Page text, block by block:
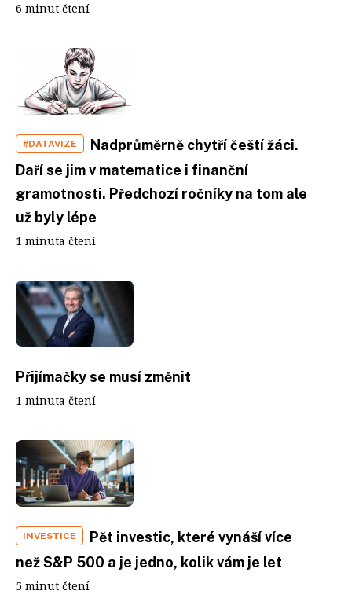
6 minut čtení
#DATAVIZE
Nadprůměrně chytří čeští žáci.
Daří se jim v matematice i finanční
gramotnosti. Předchozí ročníky na tom ale
už byly lépe
1 minuta čtení
Přijímačky se musí změnit
1 minuta čtení
INVESTICE
Pět investic, které vynáší více
než S&P 500 a je jedno, kolik vám je let
5 minut čtení